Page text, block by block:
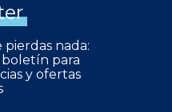
nada:
para
y ofertas